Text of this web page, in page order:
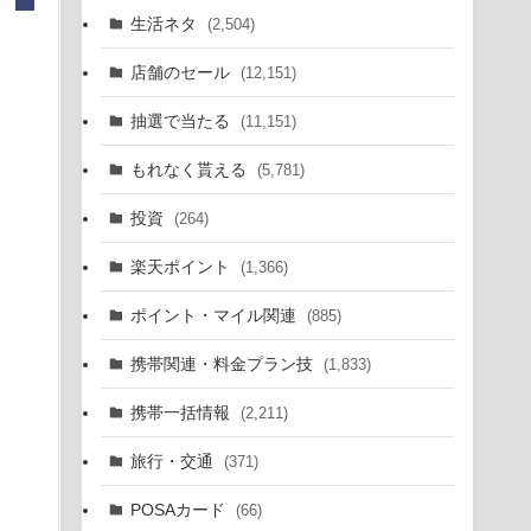
生活ネタ (2,504)
店舗のセール (12,151)
抽選で当たる (11,151)
もれなく貰える (5,781)
投資 (264)
楽天ポイント (1,366)
ポイント・マイル関連 (885)
携帯関連・料金プラン技 (1,833)
携帯一括情報 (2,211)
旅行・交通 (371)
POSAカード (66)